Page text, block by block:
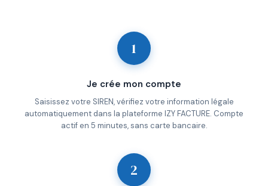
1
Je crée mon compte
Saisissez votre SIREN, vérifiez votre information légale
automatiquement dans la plateforme IZY FACTURE. Compte
actif en 5 minutes, sans carte bancaire.
2